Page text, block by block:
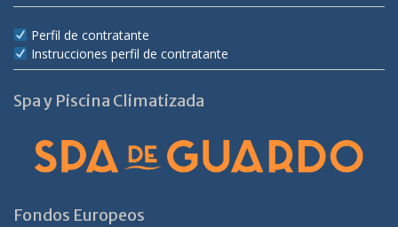
Perfil de contratante
Instrucciones perfil de contratante
Spa y Piscina Climatizada
Fondos Europeos